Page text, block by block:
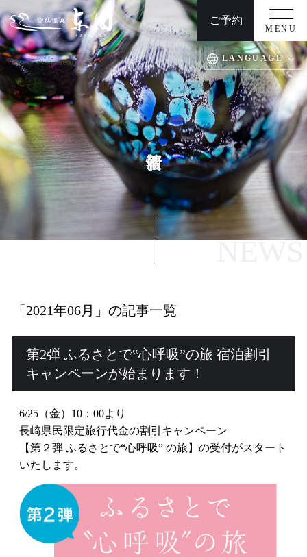
ご予約
MENU
LANGUAGE
TOP 周辺観光
客室 交通アクセス
温泉 慶事/法事
お料理 団体プラン/日帰りプラン
館内施設 ウエディング
よくある質問
公式HPからの
ご予約は全プラン 5 %off
宿泊プラン一覧・ご予約
客室タイプから予約
空室状況
ご予約確認・キャンセル
NEWS
「2021年06月」の記事一覧
第2弾 ふるさとで‟心呼吸”の旅 宿泊割引
キャンペーンが始まります！
6/25（金）10：00より
長崎県民限定旅行代金の割引キャンペーン
【第２弾 ふるさとで“心呼吸” の旅】の受付がスタート
いたします。